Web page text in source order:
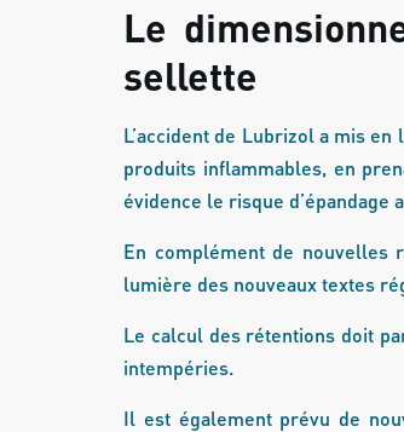
Le
sellette
L’accident de Lubrizol a mis
produits inflammables, en
évidence le risque
En complément de nouvelles
lumière des nouveaux textes
Le calcul des rétentions doit
intempéries.
Il est également prévu de